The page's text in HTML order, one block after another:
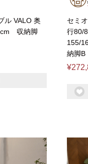
カウンター下ラック
ウンター下ラック
】ウッドフレームソファ
】ウッドアームソファ
】ウッドフレームソフ
】ウッドフレームソファ
ック
ル VALO 奥
収納脚
セミ
行80/
155/
納脚B